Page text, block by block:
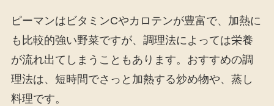
ピーマンはビタミンCやカロテンが豊富で、加熱に
も比較的強い野菜ですが、調理法によっては栄養
が流れ出てしまうこともあります。おすすめの調
理法は、短時間でさっと加熱する炒め物や、蒸し
料理です。